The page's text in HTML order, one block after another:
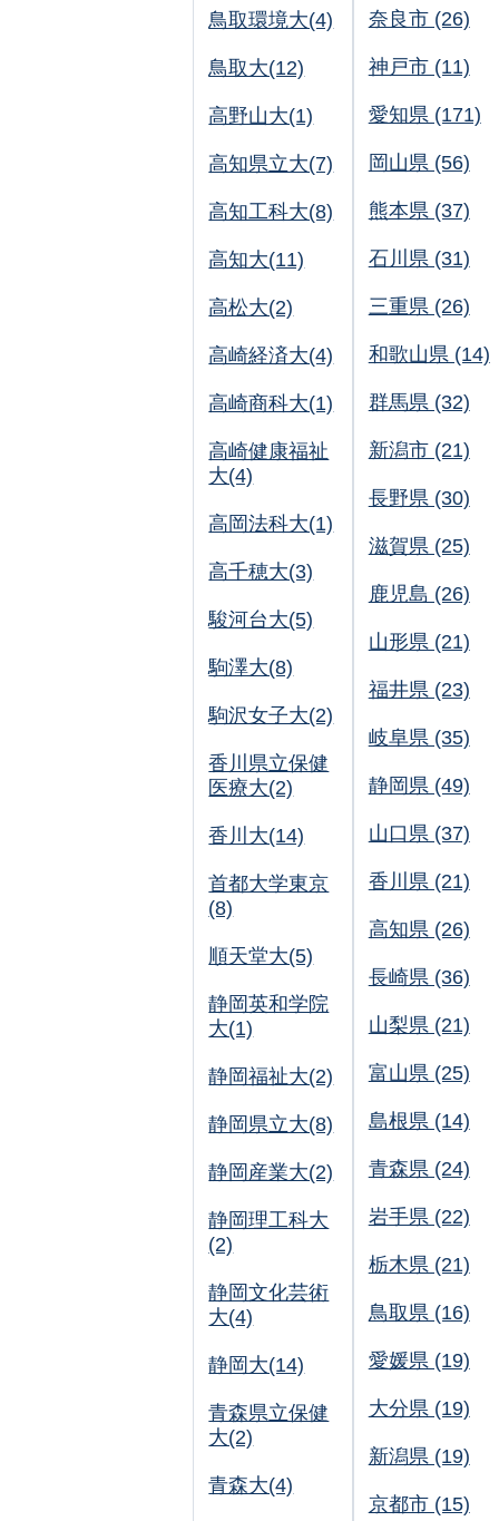
鳥取環境大(4)
鳥取大(12)
高野山大(1)
高知県立大(7)
高知工科大(8)
高知大(11)
高松大(2)
高崎経済大(4)
高崎商科大(1)
高崎健康福祉
大(4)
高岡法科大(1)
高千穂大(3)
駿河台大(5)
駒澤大(8)
駒沢女子大(2)
香川県立保健
医療大(2)
香川大(14)
首都大学東京
(8)
順天堂大(5)
静岡英和学院
大(1)
静岡福祉大(2)
静岡県立大(8)
静岡産業大(2)
静岡理工科大
(2)
静岡文化芸術
大(4)
静岡大(14)
青森県立保健
大(2)
青森大(4)
奈良市 (26)
神戸市 (11)
愛知県 (171)
岡山県 (56)
熊本県 (37)
石川県 (31)
三重県 (26)
和歌山県 (14)
群馬県 (32)
新潟市 (21)
長野県 (30)
滋賀県 (25)
鹿児島 (26)
山形県 (21)
福井県 (23)
岐阜県 (35)
静岡県 (49)
山口県 (37)
香川県 (21)
高知県 (26)
長崎県 (36)
山梨県 (21)
富山県 (25)
島根県 (14)
青森県 (24)
岩手県 (22)
栃木県 (21)
鳥取県 (16)
愛媛県 (19)
大分県 (19)
新潟県 (19)
京都市 (15)